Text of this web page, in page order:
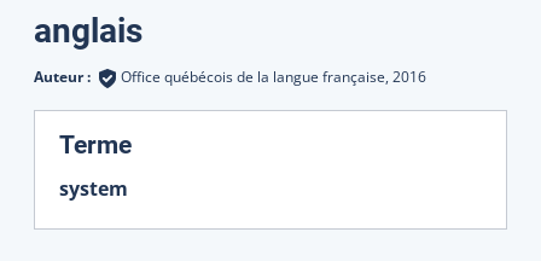
Traductions
anglais
Auteur : Office québécois de la langue française, 2016
Terme:
system